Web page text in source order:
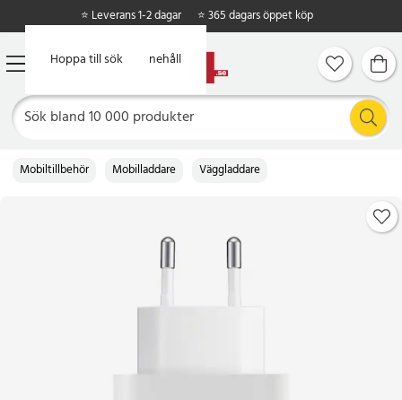
Hoppa till huvudinnehåll
Hoppa till sök
⭐ Leverans 1-2 dagar ⭐ 365 dagars öppet köp
Mobiltillbehör Mobilladdare Väggladdare